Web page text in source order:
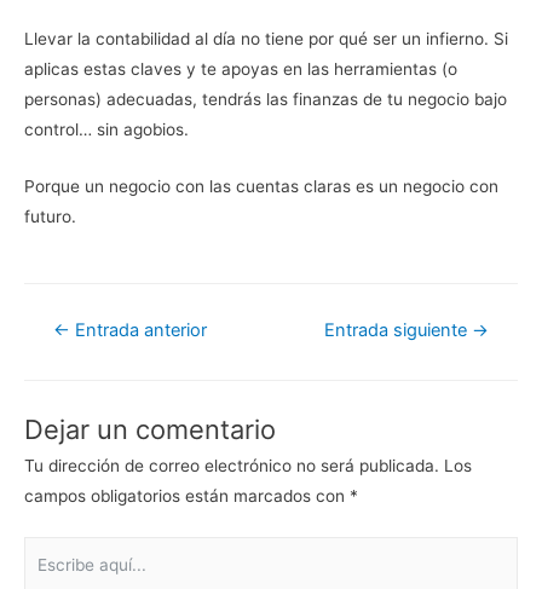
Llevar la contabilidad al día no tiene por qué ser un infierno. Si
aplicas estas claves y te apoyas en las herramientas (o
personas) adecuadas, tendrás las finanzas de tu negocio bajo
control… sin agobios.
Porque un negocio con las cuentas claras es un negocio con
futuro.
Navegación
← Entrada anterior Entrada siguiente →
Dejar un comentario
Tu dirección de correo electrónico no será publicada. Los
campos obligatorios están marcados con *